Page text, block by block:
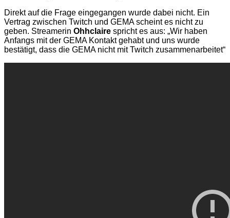
Direkt auf die Frage eingegangen wurde dabei nicht. Ein
Vertrag zwischen Twitch und GEMA scheint es nicht zu
geben. Streamerin Ohhclaire spricht es aus: „Wir haben
Anfangs mit der GEMA Kontakt gehabt und uns wurde
bestätigt, dass die GEMA nicht mit Twitch zusammenarbeitet“